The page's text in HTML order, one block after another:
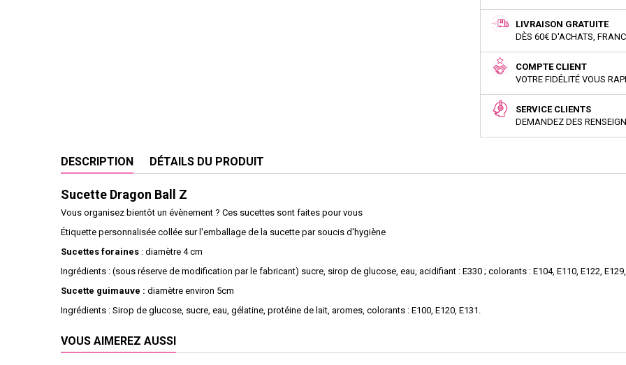
LIVRAISON GRATUITE
DÈS 60€ D'ACHATS,
COMPTE CLIENT
VOTRE FIDÉLITÉ VOUS
SERVICE CLIENTS
DEMANDEZ DES
DESCRIPTION DÉTAILS DU PRODUIT
Sucette Dragon Ball Z
Vous organisez bientôt un évènement ? Ces sucettes sont faites pour vous
Étiquette personnalisée collée sur l'emballage de la sucette par soucis d'hygiène
Sucettes foraines : diamètre 4 cm
Ingrédients : (sous réserve de modification par le fabricant) sucre, sirop de glucose, eau, acidifiant : E330 ; colorants : E104, E110, E122,
Sucette guimauve : diamètre environ 5cm
Ingrédients : Sirop de glucose, sucre, eau, gélatine, protéine de lait, aromes, colorants : E100, E120, E131.
VOUS AIMEREZ AUSSI